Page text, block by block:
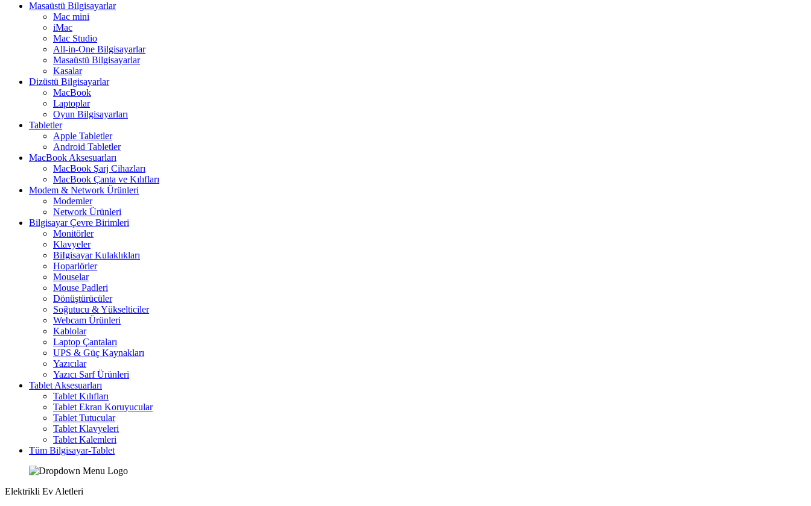
Masaüstü Bilgisayarlar
Mac mini
iMac
Mac Studio
All-in-One Bilgisayarlar
Masaüstü Bilgisayarlar
Kasalar
Dizüstü Bilgisayarlar
MacBook
Laptoplar
Oyun Bilgisayarları
Tabletler
Apple Tabletler
Android Tabletler
MacBook Aksesuarları
MacBook Şarj Cihazları
MacBook Çanta ve Kılıfları
Modem & Network Ürünleri
Modemler
Network Ürünleri
Bilgisayar Çevre Birimleri
Monitörler
Klavyeler
BiIgisayar Kulaklıkları
Hoparlörler
Mouselar
Mouse Padleri
Dönüştürücüler
Soğutucu & Yükselticiler
Webcam Ürünleri
Kablolar
Laptop Çantaları
UPS & Güç Kaynakları
Yazıcılar
Yazıcı Sarf Ürünleri
Tablet Aksesuarları
Tablet Kılıfları
Tablet Ekran Koruyucular
Tablet Tutucular
Tablet Klavyeleri
Tablet Kalemleri
Tüm Bilgisayar-Tablet
Elektrikli Ev Aletleri